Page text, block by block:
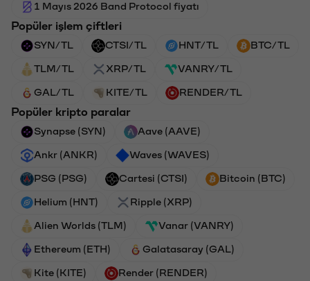
1 Mayıs 2026 Band Protocol fiyatı
Popüler işlem çiftleri
SYN/TL CTSI/TL HNT/TL BTC/TL
TLM/TL XRP/TL VANRY/TL
GAL/TL KITE/TL RENDER/TL
Popüler kripto paralar
Synapse (SYN) Aave (AAVE)
Ankr (ANKR) Waves (WAVES)
PSG (PSG) Cartesi (CTSI) Bitcoin (BTC)
Helium (HNT) Ripple (XRP)
Alien Worlds (TLM) Vanar (VANRY)
Ethereum (ETH) Galatasaray (GAL)
Kite (KITE) Render (RENDER)